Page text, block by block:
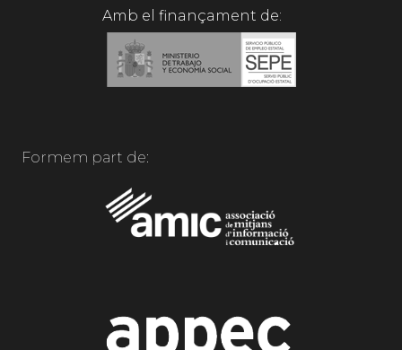
Amb el finançament de:
Formem part de: